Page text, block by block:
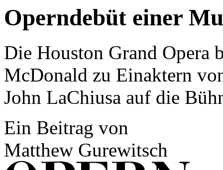
Operndebüt einer
Die Houston Grand Opera
McDonald zu Einaktern
John LaChiusa auf die
Ein Beitrag von
Matthew Gurewitsch